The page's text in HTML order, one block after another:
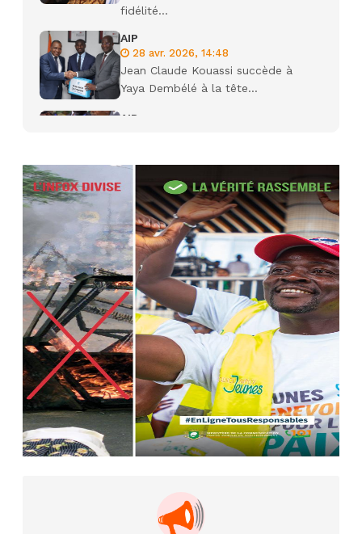
fidélité...
AIP
28 avr. 2026, 14:48
Jean Claude Kouassi succède à
Yaya Dembélé à la tête...
AIP
Camara tué lors d’attaques...
22 avr. 2026, 16:41
Des bureaux ravagés dans un
incendie survenu à la mairie...
AIP
10 avr. 2026, 09:48
Nommé Médiateur de la
République, Gaoussou Touré prend
officiellement fonction
AIP
13 mars 2026, 10:43
Nécrologie : décès de Guillaume
Houphouët-Boigny, fils du Père
fondateur...
12ᵉ Congrès ordinaire de l’UNJCI: la
campagne électorale reprend du...